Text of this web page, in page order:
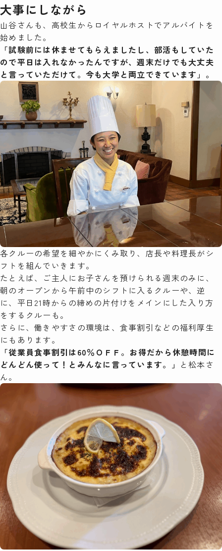
大事にしながら
山谷さんも、高校生からロイヤルホストでアルバイトを
始めました。
「試験前には休ませてもらえましたし、部活もしていた
ので平日は入れなかったんですが、週末だけでも大丈夫
と言っていただけて。今も大学と両立できています」。
各クルーの希望を細やかにくみ取り、店長や料理長がシ
フトを組んでいきます。
たとえば、ご主人にお子さんを預けられる週末のみに、
朝のオープンから午前中のシフトに入るクルーや、逆
に、平日21時からの締めの片付けをメインにした入り方
をするクルーも。
さらに、働きやすさの環境は、食事割引などの福利厚生
にもあります。
「従業員食事割引は60％ＯＦＦ。お得だから休憩時間に
どんどん使って！とみんなに言っています。」 と松本さ
ん。